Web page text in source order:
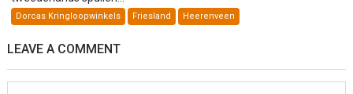
Dorcas Kringloopwinkels Friesland Heerenveen
LEAVE A COMMENT